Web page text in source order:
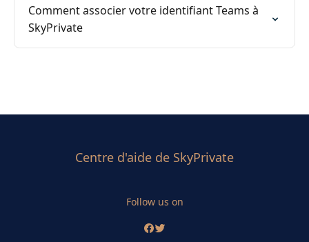
Comment associer votre identifiant Teams à
SkyPrivate
Centre d'aide de SkyPrivate
Follow us on